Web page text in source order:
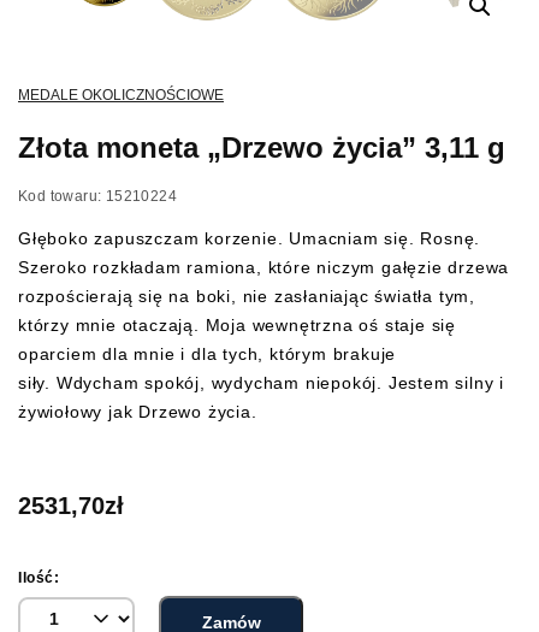
MEDALE OKOLICZNOŚCIOWE
Złota moneta „Drzewo życia” 3,11 g
Kod towaru: 15210224
Głęboko zapuszczam korzenie. Umacniam się. Rosnę.
Szeroko rozkładam ramiona, które niczym gałęzie drzewa
rozpościerają się na boki, nie zasłaniając światła tym,
którzy mnie otaczają. Moja wewnętrzna oś staje się
oparciem dla mnie i dla tych, którym brakuje
siły. Wdycham spokój, wydycham niepokój. Jestem silny i
żywiołowy jak Drzewo życia.
2531,70zł
Ilość:
Zamów